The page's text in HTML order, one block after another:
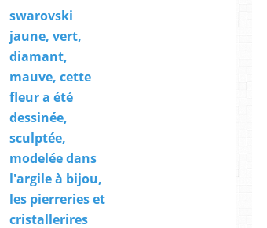
swarovski
jaune, vert,
diamant,
mauve, cette
fleur a été
dessinée,
sculptée,
modelée dans
l'argile à bijou,
les pierreries et
cristallerires